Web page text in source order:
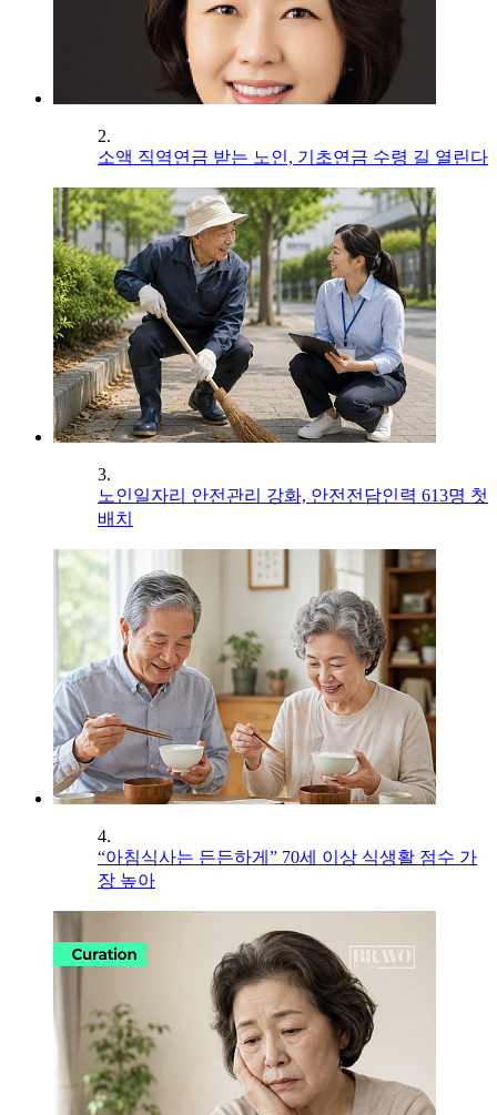
2.
소액 직역연금 받는 노인, 기초연금 수령 길 열린다
3.
노인일자리 안전관리 강화, 안전전담인력 613명 첫
배치
4.
“아침식사는 든든하게” 70세 이상 식생활 점수 가
장 높아